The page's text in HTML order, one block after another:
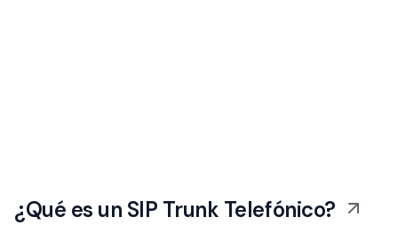
¿Qué es un SIP Trunk Telefónico?